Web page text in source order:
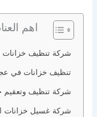
اهم
شركة تنظيف خزانات
تنظيف خزانات في
شركة تنظيف وتعقيم
شركة غسيل خزانات